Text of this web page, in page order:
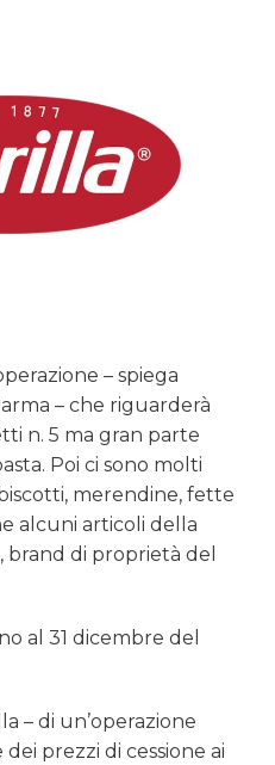
– spiega
– che riguarderà
n. 5 ma gran parte
Poi ci sono molti
merendine, fette
alcuni articoli della
brand di proprietà del
al 31 dicembre del
– di un’operazione
prezzi di cessione ai